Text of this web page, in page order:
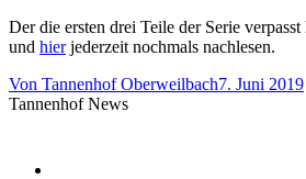
Der die ersten drei Teile der Serie verpasst
und hierjederzeit nochmals nachlesen.
Von Tannenhof Oberweilbach7. Juni 2019
Tannenhof News